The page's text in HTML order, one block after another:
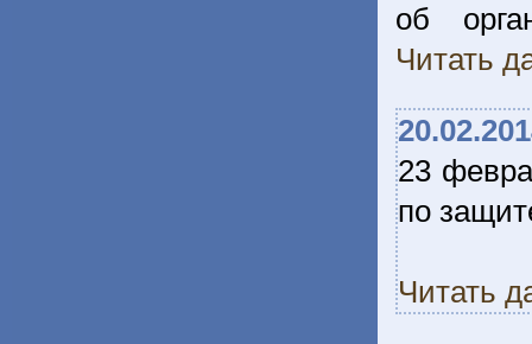
об
Читать
23
по
Читать